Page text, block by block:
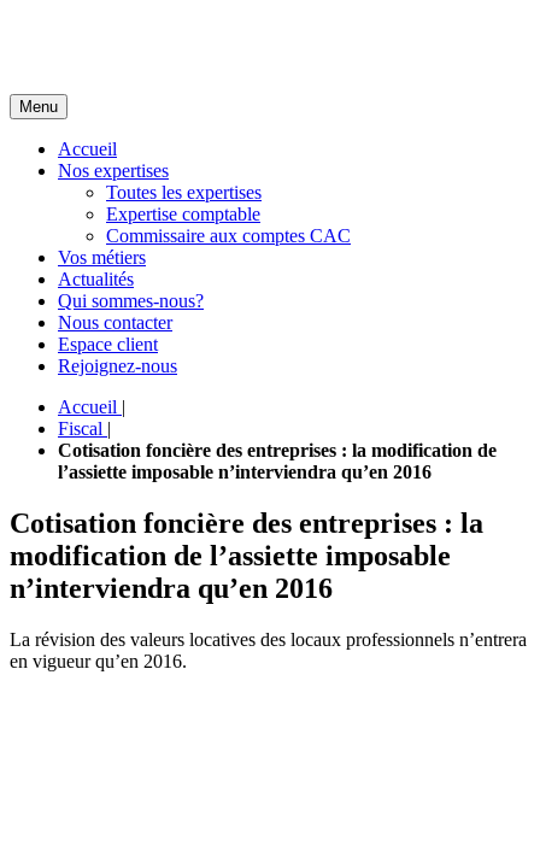
Menu
Accueil
Nos expertises
Toutes les expertises
Expertise comptable
Commissaire aux comptes CAC
Vos métiers
Actualités
Qui sommes-nous?
Nous contacter
Espace client
Rejoignez-nous
Accueil |
Fiscal |
Cotisation foncière des entreprises : la modification de
l’assiette imposable n’interviendra qu’en 2016
Cotisation foncière des entreprises : la
modification de l’assiette imposable
n’interviendra qu’en 2016
La révision des valeurs locatives des locaux professionnels n’entrera
en vigueur qu’en 2016.